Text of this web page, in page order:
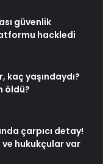
güvenlik
hackledi
kaç yaşındaydı?
öldü?
çarpıcı detay!
ve hukukçular var